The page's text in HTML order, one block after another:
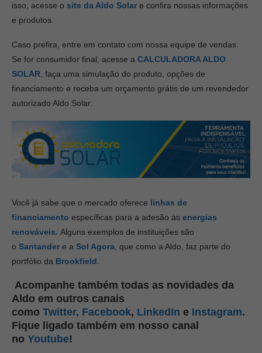
isso, acesse o site da Aldo Solar e confira nossas informações
e produtos.
Caso prefira, entre em contato com nossa equipe de vendas.
Se for consumidor final, acesse a CALCULADORA ALDO
SOLAR, faça uma simulação do produto, opções de
financiamento e receba um orçamento grátis de um revendedor
autorizado Aldo Solar.
Você já sabe que o mercado oferece linhas de
financiamento específicas para a adesão às energias
renováveis. Alguns exemplos de instituições são
o Santander e a Sol Agora, que como a Aldo, faz parte do
portfólio da Brookfield.
Acompanhe também todas as novidades da
Aldo em outros canais
como Twitter, Facebook, LinkedIn e Instagram.
Fique ligado também em nosso canal
no Youtube!